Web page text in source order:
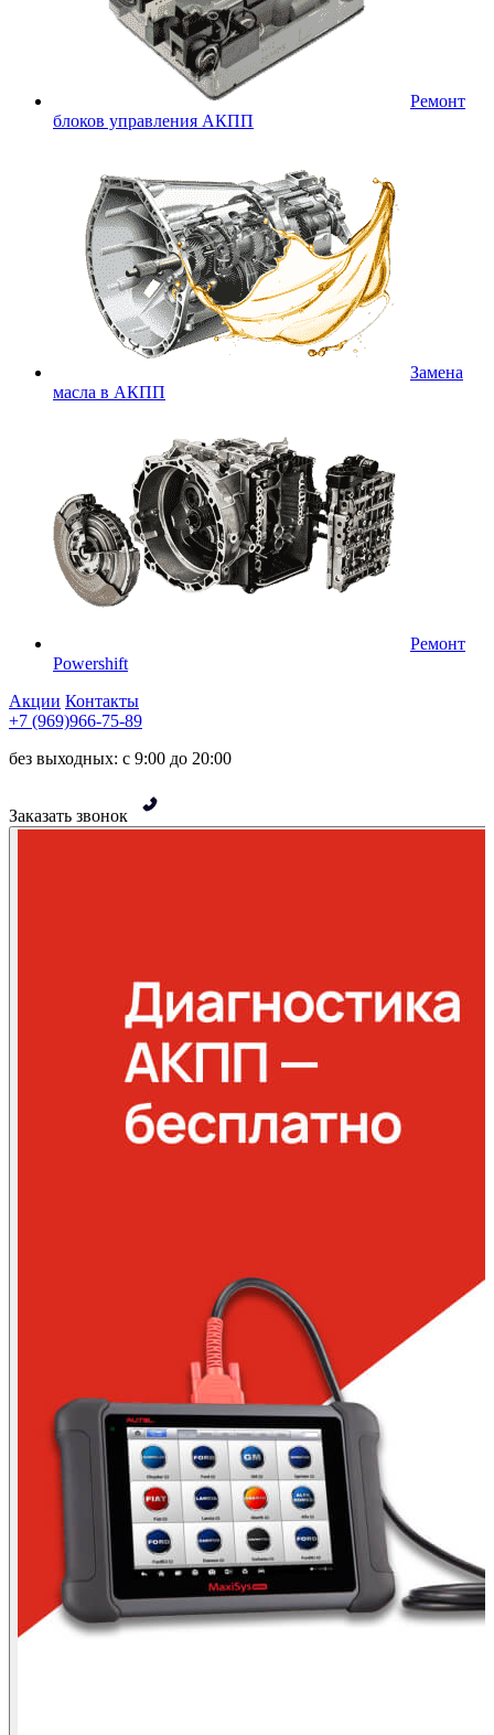
Ремонт
блоков управления АКПП
Замена
масла в АКПП
Ремонт
Powershift
Акции Контакты
+7 (969)966-75-89
без выходных: с 9:00 до 20:00
Заказать звонок